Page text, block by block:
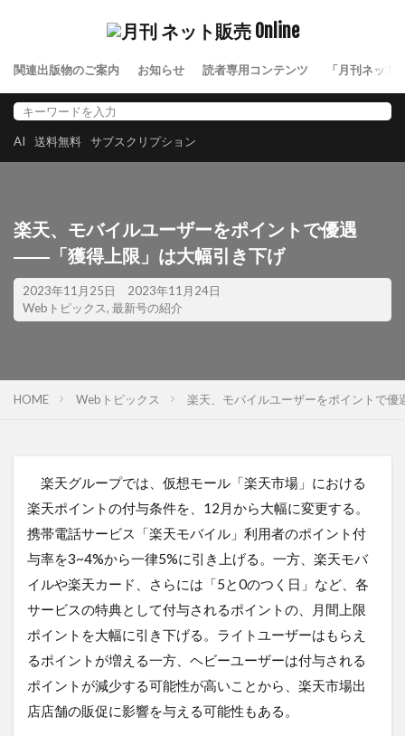
関連出版物のご案内 お知らせ 読者専用コンテンツ 「月刊ネット
AI 送料無料 サブスクリプション
楽天、モバイルユーザーをポイントで優遇
――「獲得上限」は大幅引き下げ
2023年11月25日
2023年11月24日
Webトピックス, 最新号の紹介
HOME Webトピックス 楽天、モバイルユーザーをポイントで
楽天グループでは、仮想モール「楽天市場」における
楽天ポイントの付与条件を、12月から大幅に変更する。
携帯電話サービス「楽天モバイル」利用者のポイント付
与率を3~4%から一律5%に引き上げる。一方、楽天モバ
イルや楽天カード、さらには「5と0のつく日」など、各
サービスの特典として付与されるポイントの、月間上限
ポイントを大幅に引き下げる。ライトユーザーはもらえ
るポイントが増える一方、ヘビーユーザーは付与される
ポイントが減少する可能性が高いことから、楽天市場出
店店舗の販促に影響を与える可能性もある。